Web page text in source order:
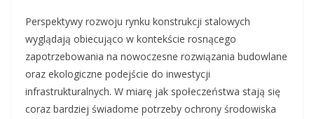
Perspektywy rozwoju rynku konstrukcji stalowych
wyglądają obiecująco w kontekście rosnącego
zapotrzebowania na nowoczesne rozwiązania budowlane
oraz ekologiczne podejście do inwestycji
infrastrukturalnych. W miarę jak społeczeństwa stają się
coraz bardziej świadome potrzeby ochrony środowiska